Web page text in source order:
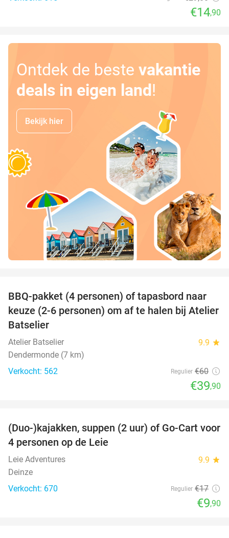
€14,90
Ontdek de beste vakantie
deals in eigen land!
Bekijk hier
34%
BBQ-pakket (4 personen) of tapasbord naar
keuze (2-6 personen) om af te halen bij Atelier
Batselier
Atelier Batselier 9.9 star
Dendermonde (7 km)
Verkocht: 562
Regulier €60
€39,90
42%
(Duo-)kajakken, suppen (2 uur) of Go-Cart voor
4 personen op de Leie
Leie Adventures 9.9 star
Deinze
Verkocht: 670
Regulier €17
€9,90